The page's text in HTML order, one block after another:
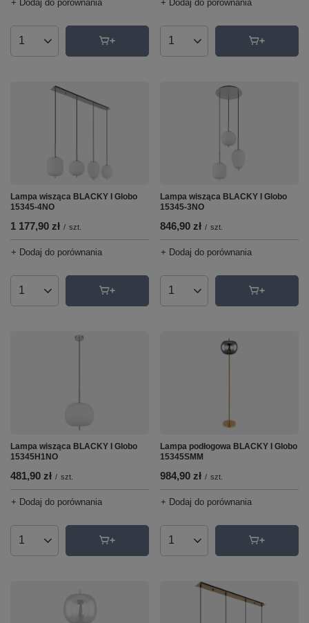
+ Dodaj do porównania
Ilość produktów
+ Dodaj do porównania
Ilość produktów
Lampa wisząca BLACKY I Globo
15345-4NO
1 177,90 zł / szt.
+ Dodaj do porównania
Ilość produktów
Lampa wisząca BLACKY I Globo
15345-3NO
846,90 zł / szt.
+ Dodaj do porównania
Ilość produktów
Lampa wisząca BLACKY I Globo
15345H1NO
481,90 zł / szt.
+ Dodaj do porównania
Ilość produktów
Lampa podłogowa BLACKY I Globo
15345SMM
984,90 zł / szt.
+ Dodaj do porównania
Ilość produktów